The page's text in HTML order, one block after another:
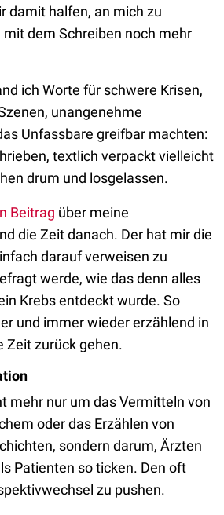
damit halfen, an mich zu
dem Schreiben noch mehr
ich Worte für schwere Krisen,
unangenehme
Unfassbare greifbar machten:
textlich verpackt vielleicht
drum und losgelassen.
Beitrag über meine
die Zeit danach. Der hat mir die
darauf verweisen zu
werde, wie das denn alles
Krebs entdeckt wurde. So
und immer wieder erzählend in
Zeit zurück gehen.
mehr nur um das Vermitteln von
oder das Erzählen von
sondern darum, Ärzten
Patienten so ticken. Den oft
zu pushen.